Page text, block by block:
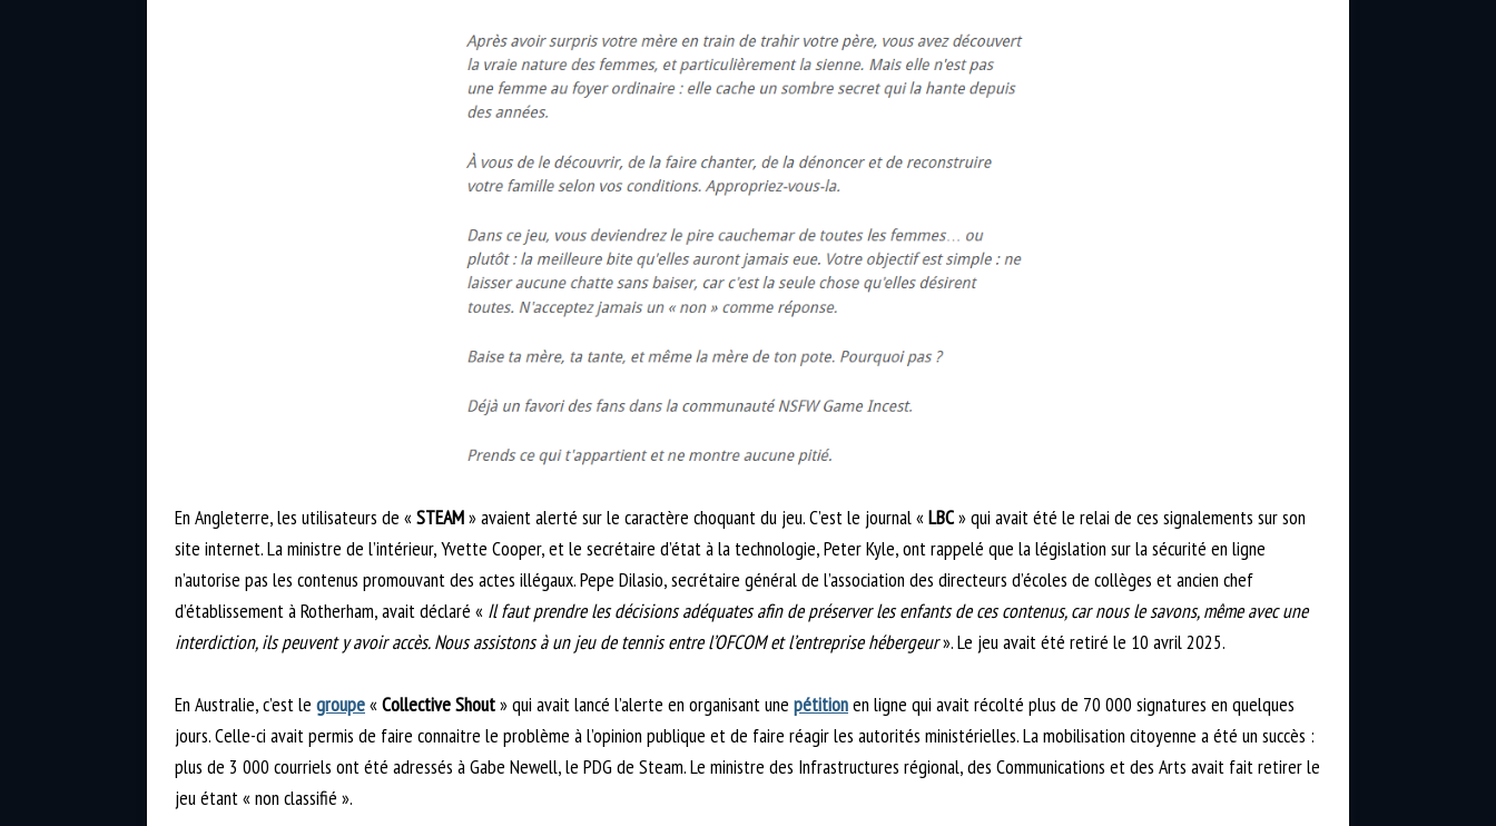
En Angleterre, les utilisateurs de «STEAM» avaient alerté sur le caractère choquant du jeu. C’est le journal «LBC» qui avait été le relai de ces signalements sur son
site internet. La ministre de l’intérieur, Yvette Cooper, et le secrétaire d’état à la technologie, Peter Kyle, ont rappelé que la législation sur la sécurité en ligne
n’autorise pas les contenus promouvant des actes illégaux. Pepe Dilasio, secrétaire général de l’association des directeurs d’écoles de collèges et ancien chef
d’établissement à Rotherham, avait déclaré « Il faut prendre les décisions adéquates afin de préserver les enfants de ces contenus, car nous le savons, même avec une
interdiction, ils peuvent y avoir accès. Nous assistons à un jeu de tennis entre l’OFCOM et l’entreprise hébergeur». Le jeu avait été retiré le 10 avril 2025.
En Australie, c’est le groupe«Collective Shout» qui avait lancé l’alerte en organisant une pétitionen ligne qui avait récolté plus de 70 000 signatures en quelques
jours. Celle-ci avait permis de faire connaitre le problème à l’opinion publique et de faire réagir les autorités ministérielles. La mobilisation citoyenne a été un succès :
plus de 3 000 courriels ont été adressés à Gabe Newell, le PDG de Steam. Le ministre des Infrastructures régional, des Communications et des Arts avait fait retirer le
jeu étant « non classifié ».